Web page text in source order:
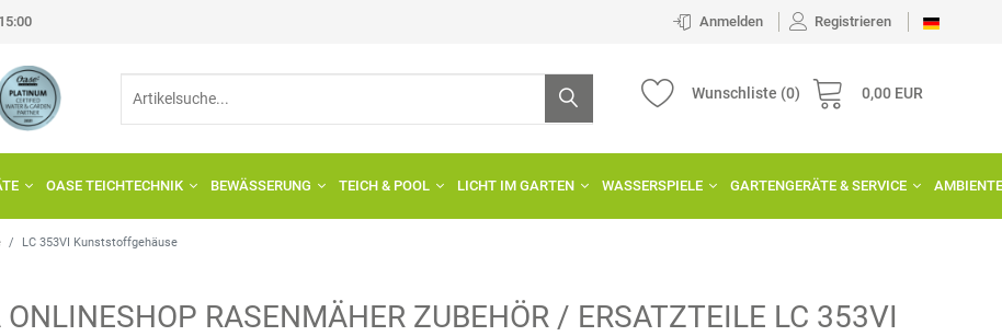
Anmelden Registrieren
Wunschliste (0) 0,00 EUR
OASE TEICHTECHNIK BEWÄSSERUNG TEICH & POOL LICHT IM GARTEN WASSERSPIELE GARTENGERÄTE & SERVICE AMBIENTE
LC 353VI Kunststoffgehäuse
RASENMÄHER ZUBEHÖR / ERSATZTEILE LC 353VI